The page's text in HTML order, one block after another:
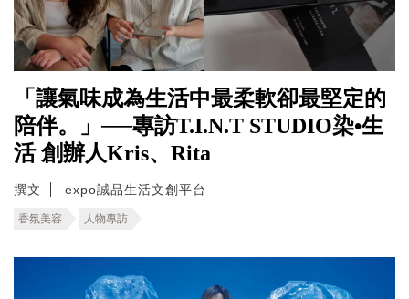
「讓氣味成為生活中最柔軟卻最堅定的
陪伴。」──專訪T.I.N.T STUDIO染•生
活 創辦人Kris、Rita
撰文 expo誠品生活文創平台
香氛美容 人物專訪